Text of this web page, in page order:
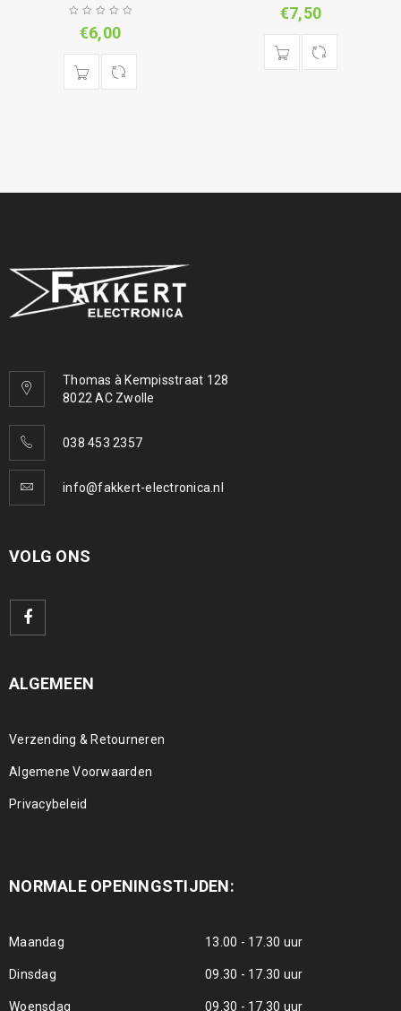
€6,00
€7,50
Thomas à Kempisstraat 128
8022 AC Zwolle
038 453 2357
info@fakkert-electronica.nl
VOLG ONS
ALGEMEEN
Verzending & Retourneren
Algemene Voorwaarden
Privacybeleid
NORMALE OPENINGSTIJDEN:
Maandag 13.00 - 17.30 uur
Dinsdag 09.30 - 17.30 uur
Woensdag 09.30 - 17.30 uur